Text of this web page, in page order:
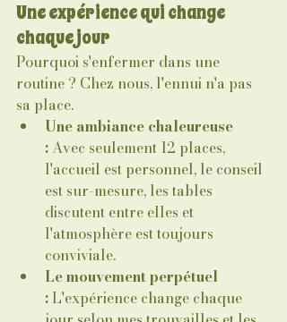
Une expérience qui change
chaque jour
Pourquoi s'enfermer dans une
routine ? Chez nous, l'ennui n'a pas
sa place.
Une ambiance chaleureuse
: Avec seulement 12 places,
l'accueil est personnel, le conseil
est sur-mesure, les tables
discutent entre elles et
l'atmosphère est toujours
conviviale.
Le mouvement perpétuel
: L'expérience change chaque